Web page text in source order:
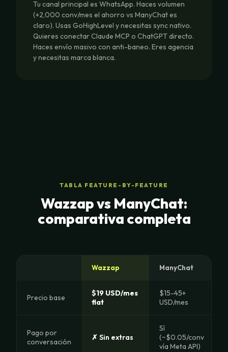
Tu canal principal es WhatsApp. Haces volumen
(+2,000 conv/mes el ahorro vs ManyChat es
claro). Usas GoHighLevel y necesitas sync nativo.
Quieres conectar Claude MCP o ChatGPT directo.
Haces envío masivo con anti-baneo. Eres agencia
y necesitas marca blanca.
TABLA FEATURE-BY-FEATURE
Wazzap vs ManyChat:
comparativa completa
Wazzap ManyChat
Precio base
$19 USD/mes
flat
$15-45+
USD/mes
Pago por
conversación
✗ Sin extras
Sí
(~$0.05/conv
vía Meta API)